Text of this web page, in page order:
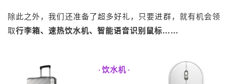
除此之外，我们还准备了超多好礼，只要进群，就有机会领
取行李箱、速热饮水机、智能语音识别鼠标……
·饮水机 ·